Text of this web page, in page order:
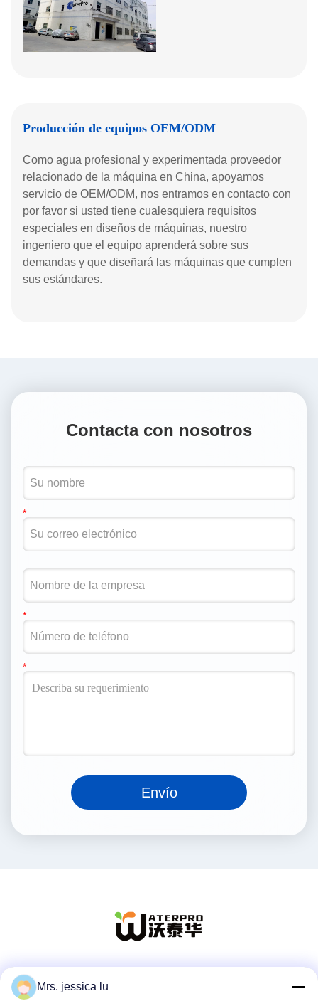
Producción de equipos OEM/ODM
Como agua profesional y experimentada proveedor
relacionado de la máquina en China, apoyamos
servicio de OEM/ODM, nos entramos en contacto con
por favor si usted tiene cualesquiera requisitos
especiales en diseños de máquinas, nuestro
ingeniero que el equipo aprenderá sobre sus
demandas y que diseñará las máquinas que cumplen
sus estándares.
Contacta con nosotros
Envío
Mrs. jessica lu